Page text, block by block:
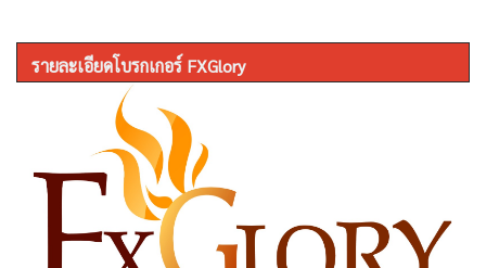
รายละเอียดโบรกเกอร์ FXGlory